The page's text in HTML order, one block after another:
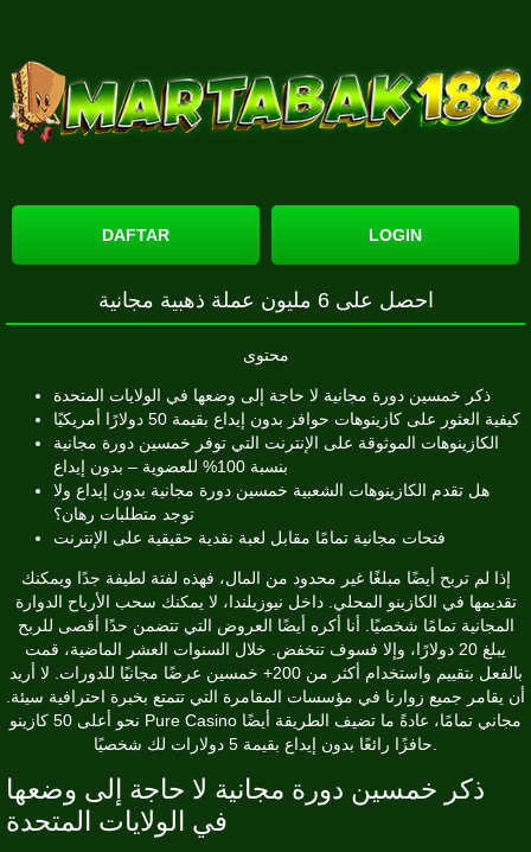
DAFTAR LOGIN
احصل على 6 مليون عملة ذهبية مجانية
محتوى
ذكر خمسين دورة مجانية لا حاجة إلى وضعها في الولايات المتحدة
كيفية العثور على كازينوهات حوافز بدون إيداع بقيمة 50 دولارًا أمريكيًا
الكازينوهات الموثوقة على الإنترنت التي توفر خمسين دورة مجانية
بنسبة 100% للعضوية – بدون إيداع
هل تقدم الكازينوهات الشعبية خمسين دورة مجانية بدون إيداع ولا
توجد متطلبات رهان؟
فتحات مجانية تمامًا مقابل لعبة نقدية حقيقية على الإنترنت
إذا لم تربح أيضًا مبلغًا غير محدود من المال، فهذه لفتة لطيفة جدًا ويمكنك
تقديمها في الكازينو المحلي. داخل نيوزيلندا، لا يمكنك سحب الأرباح الدوارة
المجانية تمامًا شخصيًا. أنا أكره أيضًا العروض التي تتضمن حدًا أقصى للربح
يبلغ 20 دولارًا، وإلا فسوف تنخفض. خلال السنوات العشر الماضية، قمت
بالفعل بتقييم واستخدام أكثر من 200+ خمسين عرضًا مجانيًا للدورات. لا أريد
أن يقامر جميع زوارنا في مؤسسات المقامرة التي تتمتع بخبرة احترافية سيئة.
نحو أعلى 50 كازينو Pure Casino مجاني تمامًا، عادةً ما تضيف الطريقة أيضًا
ذكر خمسين دورة مجانية لا حاجة إلى وضعها
في الولايات المتحدة